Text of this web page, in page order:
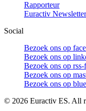
Rapporteur
Euractiv
Social
Bezoek ons op
Bezoek ons op
Bezoek ons op rss-
Bezoek ons op
Bezoek ons op
© 2026 Euractiv ES. All